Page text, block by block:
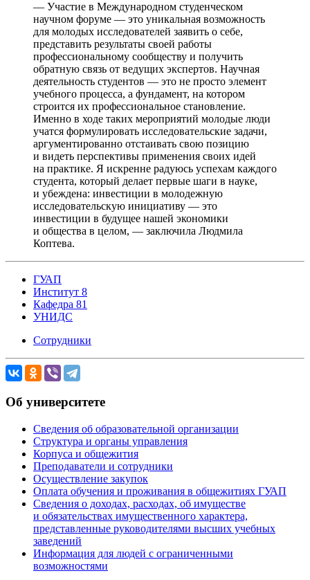
— Участие в Международном студенческом
научном форуме — это уникальная возможность
для молодых исследователей заявить о себе,
представить результаты своей работы
профессиональному сообществу и получить
обратную связь от ведущих экспертов. Научная
деятельность студентов — это не просто элемент
учебного процесса, а фундамент, на котором
строится их профессиональное становление.
Именно в ходе таких мероприятий молодые люди
учатся формулировать исследовательские задачи,
аргументированно отстаивать свою позицию
и видеть перспективы применения своих идей
на практике. Я искренне радуюсь успехам каждого
студента, который делает первые шаги в науке,
и убеждена: инвестиции в молодежную
исследовательскую инициативу — это
инвестиции в будущее нашей экономики
и общества в целом, — заключила Людмила
Коптева.
ГУАП
Институт 8
Кафедра 81
УНИДС
Сотрудники
Об университете
Сведения об образовательной организации
Структура и органы управления
Корпуса и общежития
Преподаватели и сотрудники
Осуществление закупок
Оплата обучения и проживания в общежитиях ГУАП
Сведения о доходах, расходах, об имуществе
и обязательствах имущественного характера,
представленные руководителями высших учебных
заведений
Информация для людей с ограниченными
возможностями